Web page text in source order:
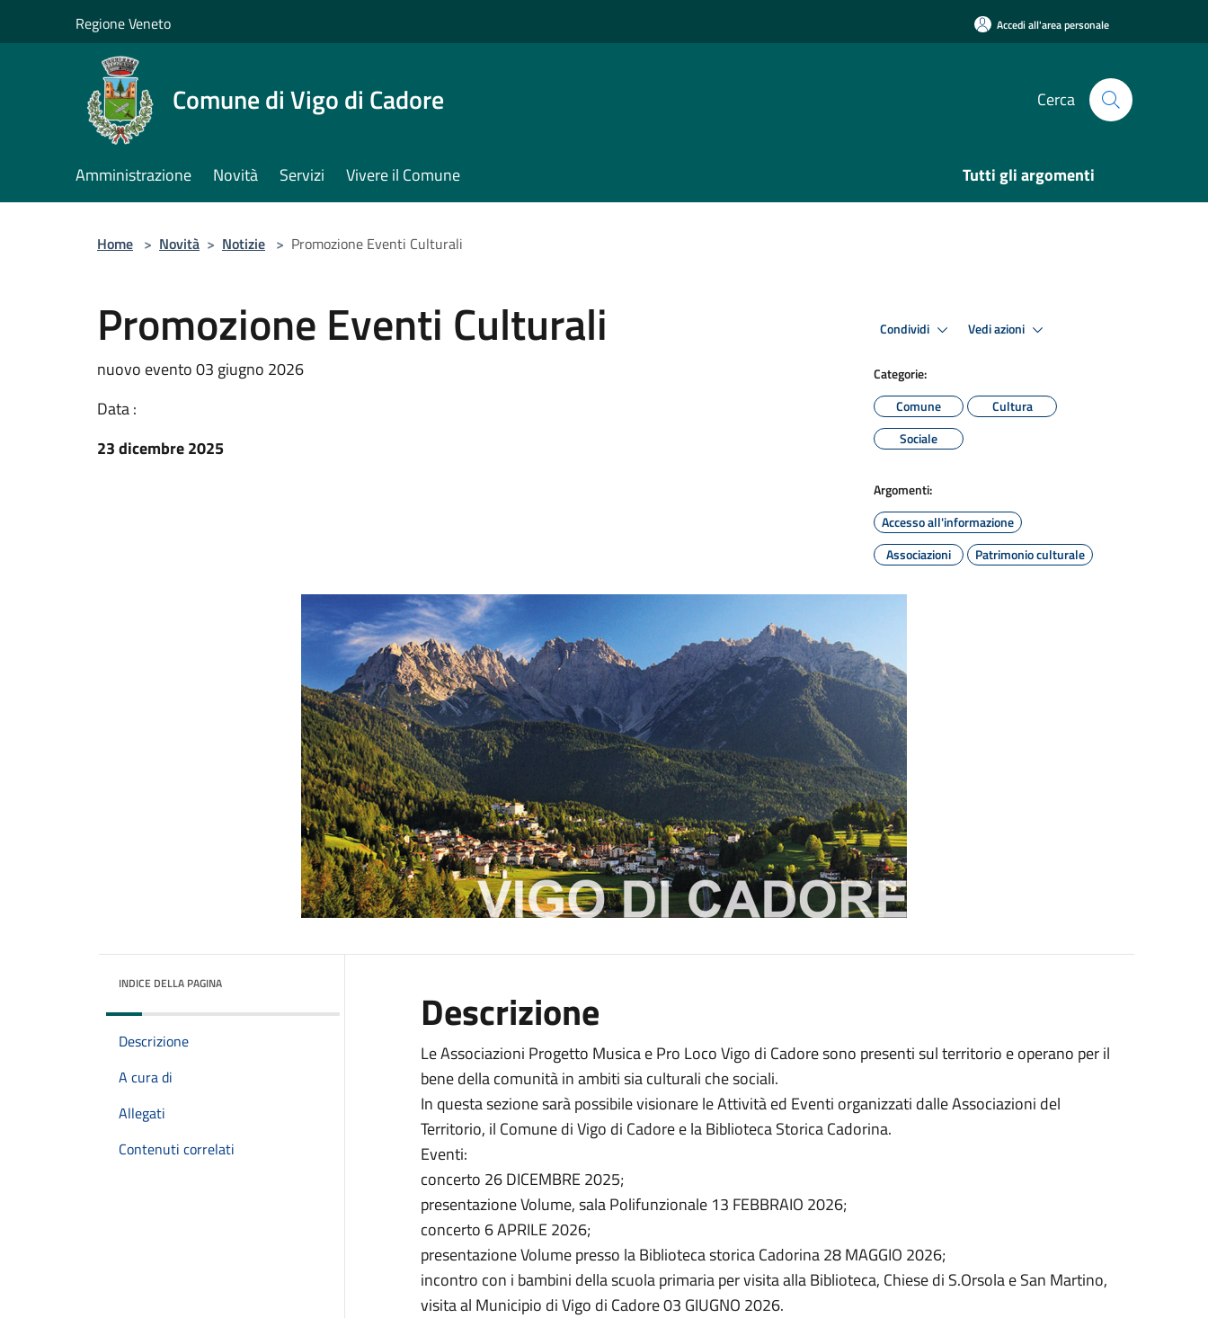
Regione Veneto Accedi all'area personale
Comune di Vigo di Cadore Cerca
Amministrazione Novità Servizi Vivere il Comune Tutti gli argomenti
Home > Novità > Notizie > Promozione Eventi Culturali
Promozione Eventi Culturali
nuovo evento 03 giugno 2026
Data :
23 dicembre 2025
Condividi Vedi azioni
Categorie:
Comune
Cultura
Sociale
Argomenti:
Accesso all'informazione
Associazioni
Patrimonio culturale
INDICE DELLA PAGINA
Descrizione
A cura di
Allegati
Contenuti correlati
Descrizione
Le Associazioni Progetto Musica e Pro Loco Vigo di Cadore sono presenti sul territorio e operano per il
bene della comunità in ambiti sia culturali che sociali.
In questa sezione sarà possibile visionare le Attività ed Eventi organizzati dalle Associazioni del
Territorio, il Comune di Vigo di Cadore e la Biblioteca Storica Cadorina.
Eventi:
concerto 26 DICEMBRE 2025;
presentazione Volume, sala Polifunzionale 13 FEBBRAIO 2026;
concerto 6 APRILE 2026;
presentazione Volume presso la Biblioteca storica Cadorina 28 MAGGIO 2026;
incontro con i bambini della scuola primaria per visita alla Biblioteca, Chiese di S.Orsola e San Martino,
visita al Municipio di Vigo di Cadore 03 GIUGNO 2026.